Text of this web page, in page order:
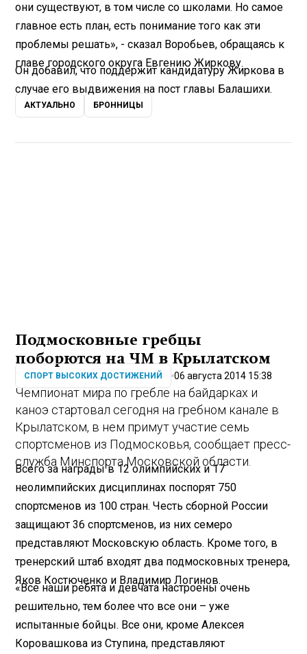
они существуют, в том числе со школами. Но самое
главное есть план, есть понимание того как эти
проблемы решать», - сказал Воробьев, обращаясь к
главе городского округа Евгению Жиркову.
Он добавил, что поддержит кандидатуру Жиркова в
случае его выдвижения на пост главы Балашихи.
АКТУАЛЬНО БРОННИЦЫ
Подмосковные гребцы
поборются на ЧМ в Крылатском
СПОРТ ВЫСОКИХ ДОСТИЖЕНИЙ 06 августа 2014 15:38
Чемпионат мира по гребле на байдарках и
каноэ стартовал сегодня на гребном канале в
Крылатском, в нем примут участие семь
спортсменов из Подмосковья, сообщает пресс-
служба Минспорта Московской области.
Всего за награды в 12 олимпийских и 17
неолимпийских дисциплинах поспорят 750
спортсменов из 100 стран. Честь сборной России
защищают 36 спортсменов, из них семеро
представляют Московскую область. Кроме того, в
тренерский штаб входят два подмосковных тренера,
Яков Костюченко и Владимир Логинов.
«Все наши ребята и девчата настроены очень
решительно, тем более что все они – уже
испытанные бойцы. Все они, кроме Алексея
Коровашкова из Ступина, представляют